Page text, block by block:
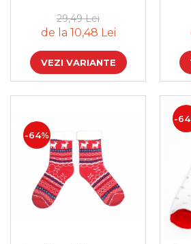
Genti si portofele barbati din
piele naturala
Cadouri de Paste
Produse personalizate pentru
nunti si botezuri
Cadouri personalizate pentru
cei dragi
Cadouri pentru profesori
Cadouri pentru parinti
Cadouri pentru EA
Cadouri pentru EL
29,49 Lei
de la 10,48 Lei
VEZI VARIANTE
-64%
-